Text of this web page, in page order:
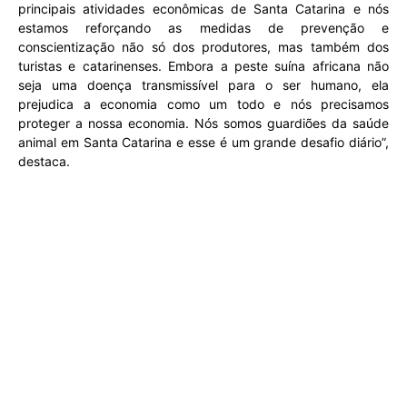
principais atividades econômicas de Santa Catarina e nós
estamos reforçando as medidas de prevenção e
conscientização não só dos produtores, mas também dos
turistas e catarinenses. Embora a peste suína africana não
seja uma doença transmissível para o ser humano, ela
prejudica a economia como um todo e nós precisamos
proteger a nossa economia. Nós somos guardiões da saúde
animal em Santa Catarina e esse é um grande desafio diário”,
destaca.